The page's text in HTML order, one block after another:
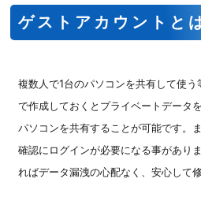
ゲストアカウントと
複数人で1台のパソコンを共有して使
で作成しておくとプライベートデータ
パソコンを共有することが可能です。
確認にログインが必要になる事があり
ればデータ漏洩の心配なく、安心して